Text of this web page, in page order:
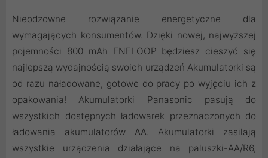
Nieodzowne rozwiązanie energetyczne dla
wymagających konsumentów. Dzięki nowej, najwyższej
pojemności 800 mAh ENELOOP będziesz cieszyć się
najlepszą wydajnością swoich urządzeń Akumulatorki są
od razu naładowane, gotowe do pracy po wyjęciu ich z
opakowania! Akumulatorki Panasonic pasują do
wszystkich dostępnych ładowarek przeznaczonych do
ładowania akumulatorów AA. Akumulatorki zasilają
wszystkie urządzenia działające na paluszki-AA/R6,